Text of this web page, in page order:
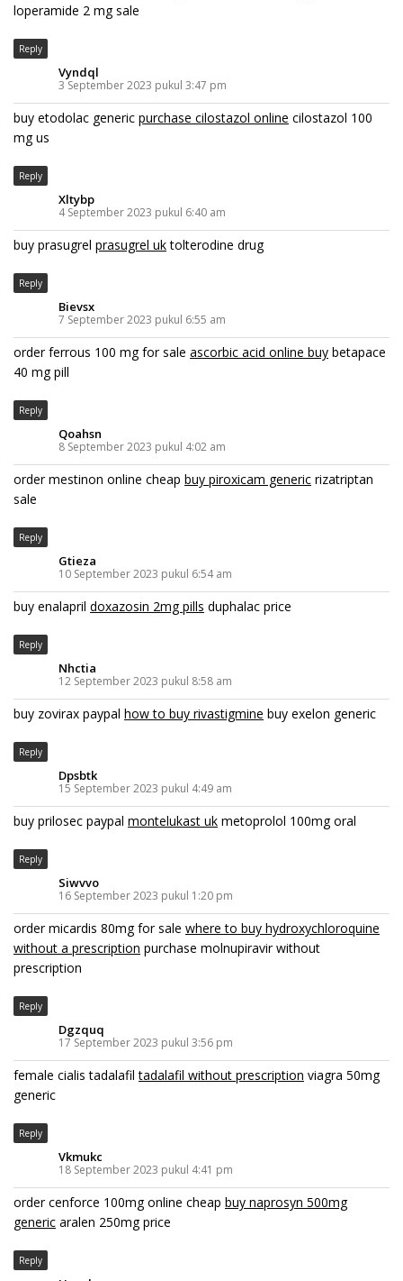
loperamide 2 mg sale
Reply
Vyndql
3 September 2023 pukul 3:47 pm
buy etodolac generic purchase cilostazol online cilostazol 100
mg us
Reply
Xltybp
4 September 2023 pukul 6:40 am
buy prasugrel prasugrel uktolterodine drug
Reply
Bievsx
7 September 2023 pukul 6:55 am
order ferrous 100 mg for sale ascorbic acid online buy betapace
40 mg pill
Reply
Qoahsn
8 September 2023 pukul 4:02 am
order mestinon online cheap buy piroxicam generic rizatriptan
sale
Reply
Gtieza
10 September 2023 pukul 6:54 am
buy enalapril doxazosin 2mg pills duphalac price
Reply
Nhctia
12 September 2023 pukul 8:58 am
buy zovirax paypal how to buy rivastigmine buy exelon generic
Reply
Dpsbtk
15 September 2023 pukul 4:49 am
buy prilosec paypal montelukast uk metoprolol 100mg oral
Reply
Siwvvo
16 September 2023 pukul 1:20 pm
order micardis 80mg for sale where to buy hydroxychloroquine
without a prescription purchase molnupiravir without
prescription
Reply
Dgzquq
17 September 2023 pukul 3:56 pm
female cialis tadalafiltadalafil without prescription viagra 50mg
generic
Reply
Vkmukc
18 September 2023 pukul 4:41 pm
order cenforce 100mg online cheap buy naprosyn 500mg
generic aralen 250mg price
Reply